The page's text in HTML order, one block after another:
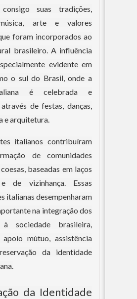
suas tradições,
arte e valores
foram incorporados ao
brasileiro. A influência
evidente em
o sul do Brasil, onde a
é celebrada e
de festas, danças,
e arquitetura.
italianos contribuíram
de comunidades
baseadas em laços
de vizinhança. Essas
italianas desempenharam
na integração dos
à sociedade brasileira,
apoio mútuo, assistência
da identidade
da Identidade